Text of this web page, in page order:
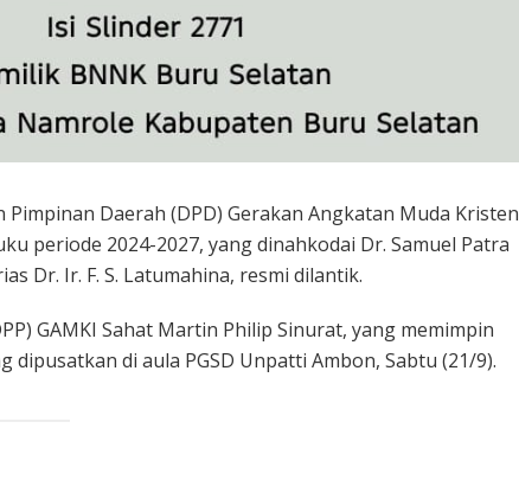
Daerah (DPD) Gerakan Angkatan Muda Kristen
periode 2024-2027, yang dinahkodai Dr. Samuel Patra
Dr. Ir. F. S. Latumahina, resmi dilantik.
GAMKI Sahat Martin Philip Sinurat, yang memimpin
di aula PGSD Unpatti Ambon, Sabtu (21/9).